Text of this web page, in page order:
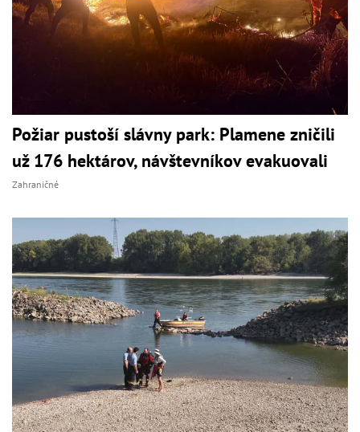
Požiar pustoší slávny park: Plamene zničili
už 176 hektárov, návštevníkov evakuovali
Zahraničné